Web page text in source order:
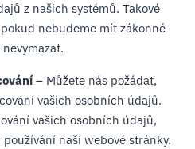
z našich systémů. Takové
nebudeme mít zákonné
– Můžete nás požádat,
vašich osobních údajů.
vašich osobních údajů,
naší webové stránky.